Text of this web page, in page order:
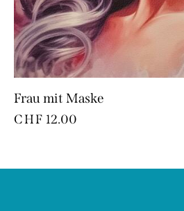
Frau mit Maske
CHF 12.00